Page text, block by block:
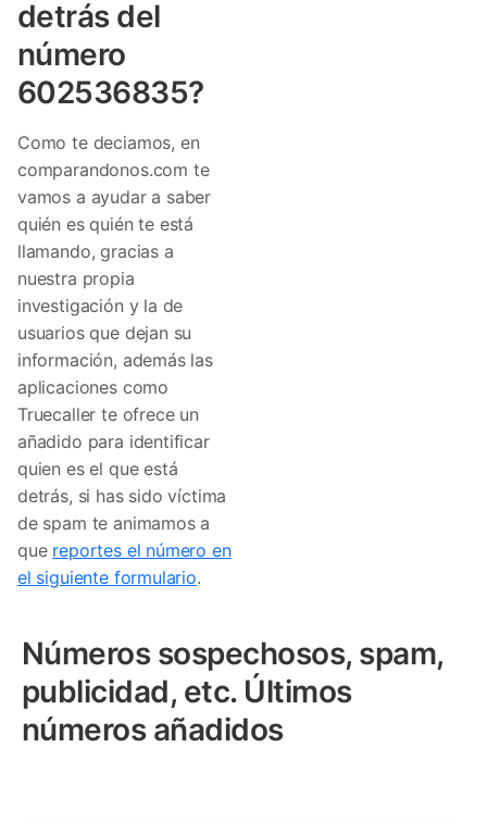
detrás del
número
602536835?
Como te deciamos, en
comparandonos.com te
vamos a ayudar a saber
quién es quién te está
llamando, gracias a
nuestra propia
investigación y la de
usuarios que dejan su
información, además las
aplicaciones como
Truecaller te ofrece un
añadido para identificar
quien es el que está
detrás, si has sido víctima
de spam te animamos a
que reportes el número en
el siguiente formulario.
Números sospechosos, spam,
publicidad, etc. Últimos
números añadidos